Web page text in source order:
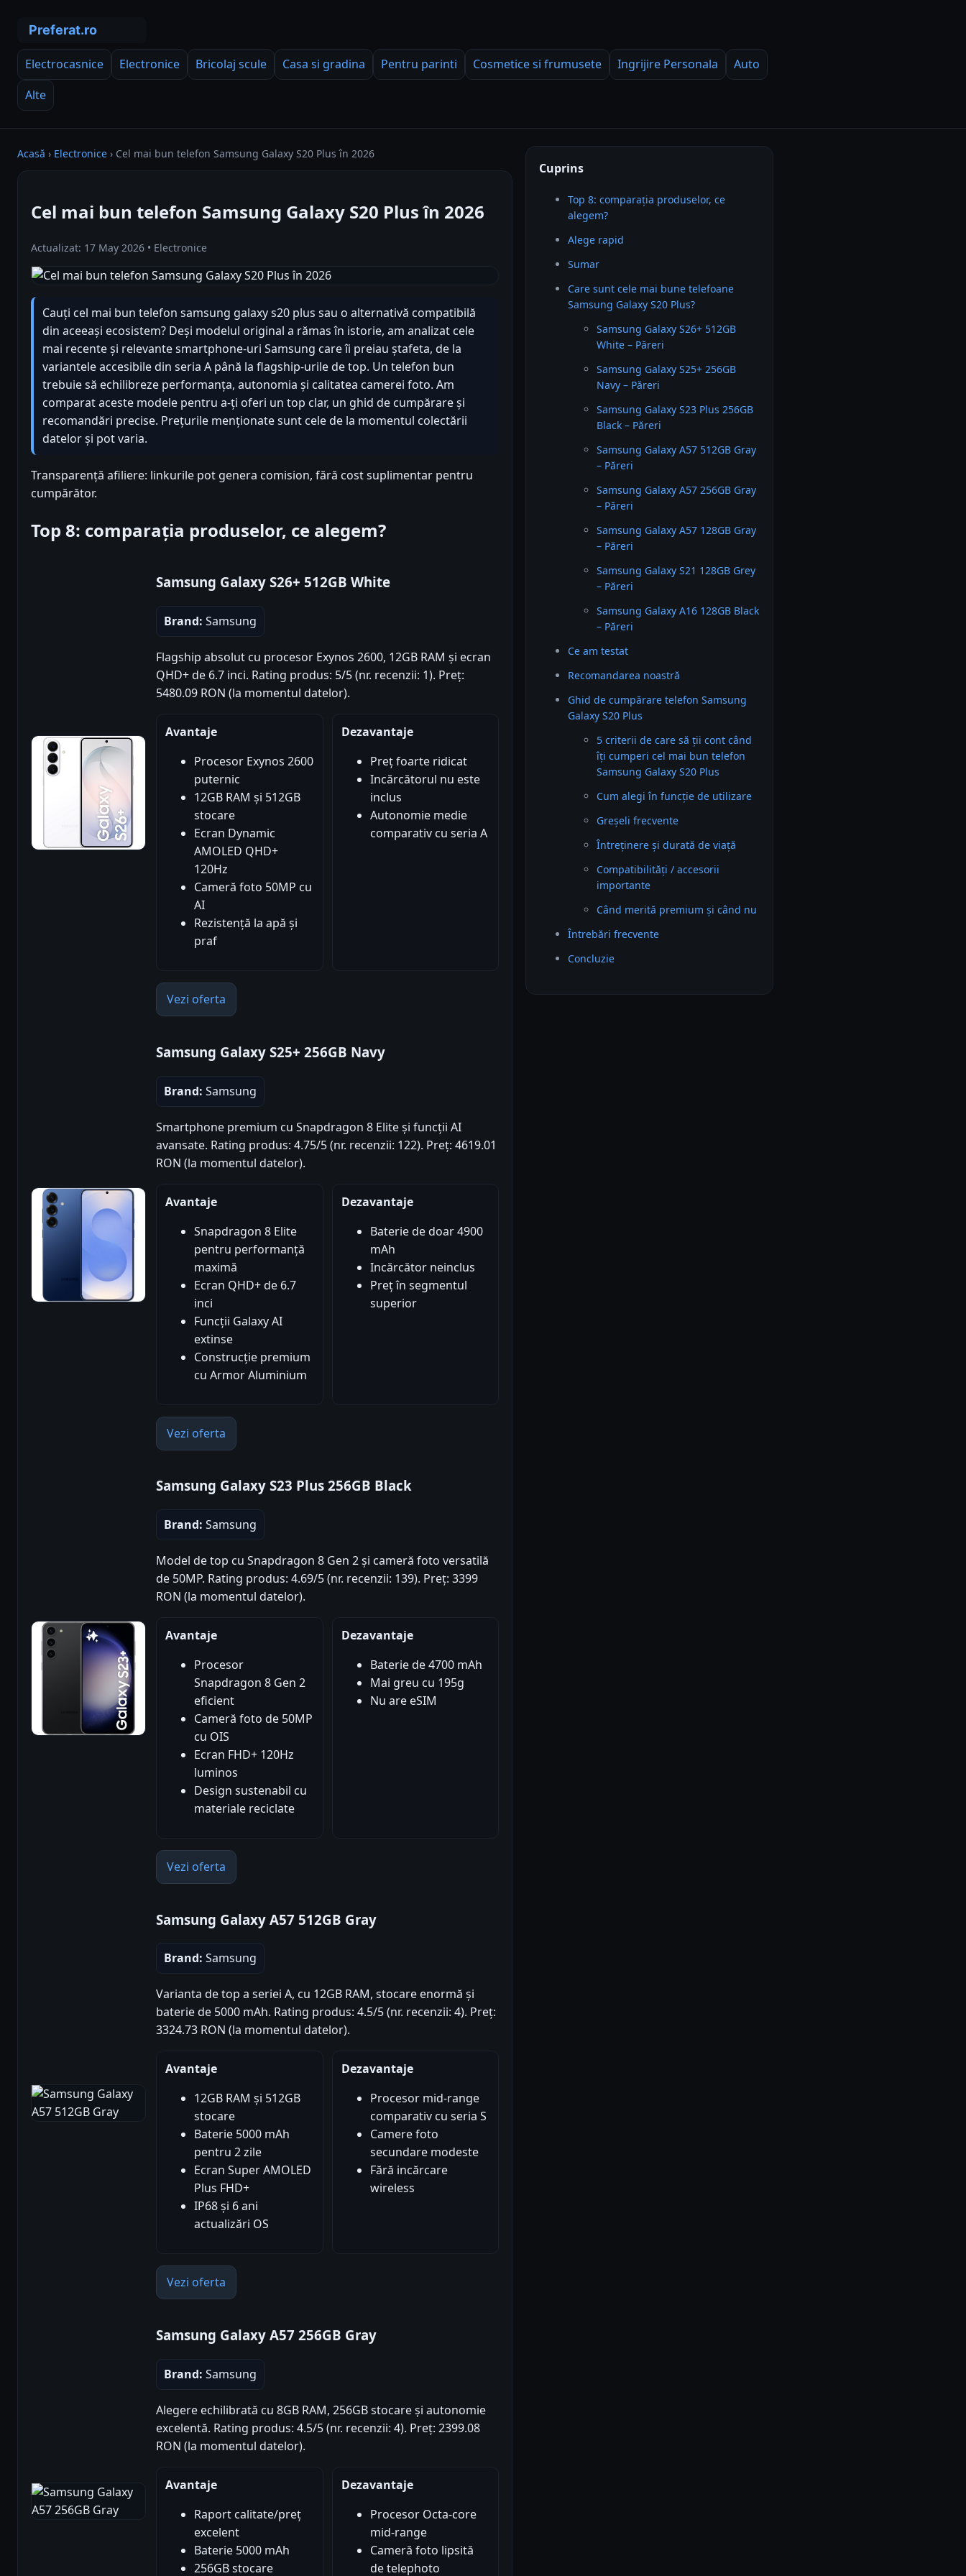
Electrocasnice Electronice Bricolaj scule Casa si gradina Pentru parinti Cosmetice si frumusete Ingrijire Personala
Auto
Alte
Acasă › Electronice › Cel mai bun telefon Samsung Galaxy S20 Plus în 2026
Cel mai bun telefon Samsung Galaxy S20 Plus în 2026
Actualizat: 17 May 2026 • Electronice
Cauți cel mai bun telefon samsung galaxy s20 plus sau o alternativă compatibilă
din aceeași ecosistem? Deși modelul original a rămas în istorie, am analizat cele
mai recente și relevante smartphone-uri Samsung care îi preiau ștafeta, de la
variantele accesibile din seria A până la flagship-urile de top. Un telefon bun
trebuie să echilibreze performanța, autonomia și calitatea camerei foto. Am
comparat aceste modele pentru a-ți oferi un top clar, un ghid de cumpărare și
recomandări precise. Prețurile menționate sunt cele de la momentul colectării
datelor și pot varia.
Transparență afiliere: linkurile pot genera comision, fără cost suplimentar pentru
cumpărător.
Top 8: comparația produselor, ce alegem?
Samsung Galaxy S26+ 512GB White
Brand: Samsung
Flagship absolut cu procesor Exynos 2600, 12GB RAM și ecran
QHD+ de 6.7 inci. Rating produs: 5/5 (nr. recenzii: 1). Preț:
5480.09 RON (la momentul datelor).
Avantaje
Procesor Exynos 2600
puternic
12GB RAM și 512GB
stocare
Ecran Dynamic
AMOLED QHD+
120Hz
Cameră foto 50MP cu
AI
Rezistență la apă și
praf
Dezavantaje
Preț foarte ridicat
Incărcătorul nu este
inclus
Autonomie medie
comparativ cu seria A
Vezi oferta
Samsung Galaxy S25+ 256GB Navy
Brand: Samsung
Smartphone premium cu Snapdragon 8 Elite și funcții AI
avansate. Rating produs: 4.75/5 (nr. recenzii: 122). Preț: 4619.01
RON (la momentul datelor).
Avantaje
Snapdragon 8 Elite
pentru performanță
maximă
Ecran QHD+ de 6.7
inci
Funcții Galaxy AI
extinse
Construcție premium
cu Armor Aluminium
Dezavantaje
Baterie de doar 4900
mAh
Incărcător neinclus
Preț în segmentul
superior
Vezi oferta
Samsung Galaxy S23 Plus 256GB Black
Brand: Samsung
Model de top cu Snapdragon 8 Gen 2 și cameră foto versatilă
de 50MP. Rating produs: 4.69/5 (nr. recenzii: 139). Preț: 3399
RON (la momentul datelor).
Avantaje
Procesor
Snapdragon 8 Gen 2
eficient
Cameră foto de 50MP
cu OIS
Ecran FHD+ 120Hz
luminos
Design sustenabil cu
materiale reciclate
Dezavantaje
Baterie de 4700 mAh
Mai greu cu 195g
Nu are eSIM
Vezi oferta
Samsung Galaxy A57 512GB Gray
Brand: Samsung
Varianta de top a seriei A, cu 12GB RAM, stocare enormă și
baterie de 5000 mAh. Rating produs: 4.5/5 (nr. recenzii: 4). Preț:
3324.73 RON (la momentul datelor).
Avantaje
12GB RAM și 512GB
stocare
Baterie 5000 mAh
pentru 2 zile
Ecran Super AMOLED
Plus FHD+
IP68 și 6 ani
actualizări OS
Dezavantaje
Procesor mid-range
comparativ cu seria S
Camere foto
secundare modeste
Fără incărcare
wireless
Vezi oferta
Samsung Galaxy A57 256GB Gray
Brand: Samsung
Alegere echilibrată cu 8GB RAM, 256GB stocare și autonomie
excelentă. Rating produs: 4.5/5 (nr. recenzii: 4). Preț: 2399.08
RON (la momentul datelor).
Avantaje
Raport calitate/preț
excelent
Baterie 5000 mAh
256GB stocare
Dezavantaje
Procesor Octa-core
mid-range
Cameră foto lipsită
de telephoto
Cuprins
Top 8: comparația produselor, ce
alegem?
Alege rapid
Sumar
Care sunt cele mai bune telefoane
Samsung Galaxy S20 Plus?
Samsung Galaxy S26+ 512GB
White – Păreri
Samsung Galaxy S25+ 256GB
Navy – Păreri
Samsung Galaxy S23 Plus 256GB
Black – Păreri
Samsung Galaxy A57 512GB Gray
– Păreri
Samsung Galaxy A57 256GB Gray
– Păreri
Samsung Galaxy A57 128GB Gray
– Păreri
Samsung Galaxy S21 128GB Grey
– Păreri
Samsung Galaxy A16 128GB Black
– Păreri
Ce am testat
Recomandarea noastră
Ghid de cumpărare telefon Samsung
Galaxy S20 Plus
5 criterii de care să ții cont când
îți cumperi cel mai bun telefon
Samsung Galaxy S20 Plus
Cum alegi în funcție de utilizare
Greșeli frecvente
Întreținere și durată de viață
Compatibilități / accesorii
importante
Când merită premium și când nu
Întrebări frecvente
Concluzie